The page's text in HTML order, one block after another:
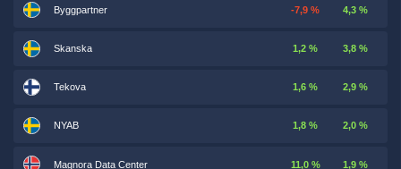
Byggpartner -7,9 % 4,3 %
Skanska 1,2 % 3,8 %
Tekova 1,6 % 2,9 %
NYAB 1,8 % 2,0 %
Magnora Data Center 11,0 % 1,9 %